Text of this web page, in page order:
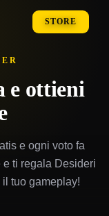
STORE
e ottieni
e ogni voto fa
ti regala Desideri
tuo gameplay!